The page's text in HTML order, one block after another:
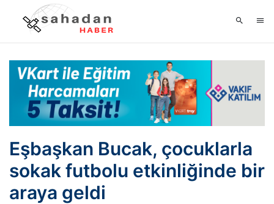
Eşbaşkan Bucak, çocuklarla
sokak futbolu etkinliğinde bir
araya geldi